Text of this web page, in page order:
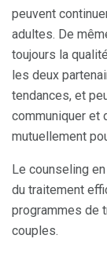
peuvent
adultes. De
toujours la
les deux
tendances, et
communiquer et
mutuellement
Le counseling
du traitement
programmes de
couples.